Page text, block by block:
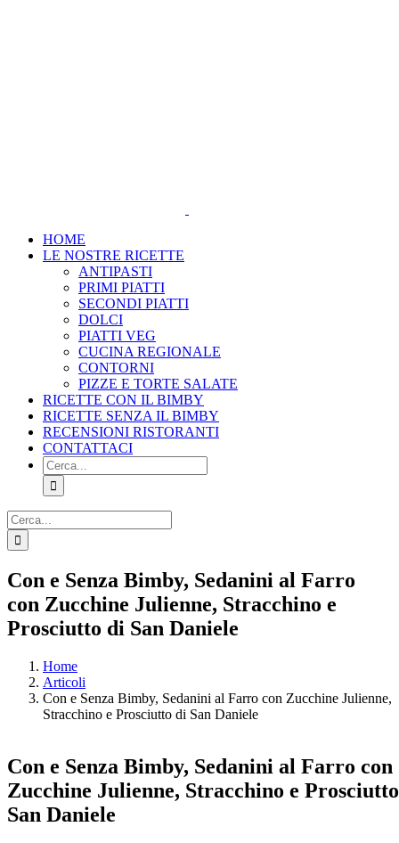
HOME
LE NOSTRE RICETTE
ANTIPASTI
PRIMI PIATTI
SECONDI PIATTI
DOLCI
PIATTI VEG
CUCINA REGIONALE
CONTORNI
PIZZE E TORTE SALATE
RICETTE CON IL BIMBY
RICETTE SENZA IL BIMBY
RECENSIONI RISTORANTI
CONTATTACI
Cerca
per:
Cerca
per:
Con e Senza Bimby, Sedanini al Farro
con Zucchine Julienne, Stracchino e
Prosciutto di San Daniele
Home
Articoli
Con e Senza Bimby, Sedanini al Farro con Zucchine Julienne,
Stracchino e Prosciutto di San Daniele
Con e Senza Bimby, Sedanini al Farro con
Zucchine Julienne, Stracchino e
San Daniele